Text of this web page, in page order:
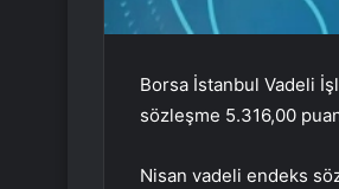
Borsa İstanbul Vadeli
sözleşme 5.316,00
Nisan vadeli endeks